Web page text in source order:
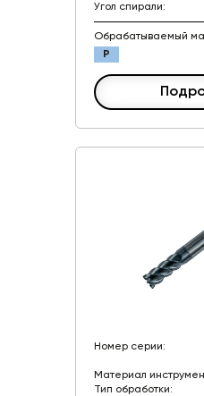
Угол спирали:
Обрабатываемый
P
Номер серии:
Материал
Тип обработки: